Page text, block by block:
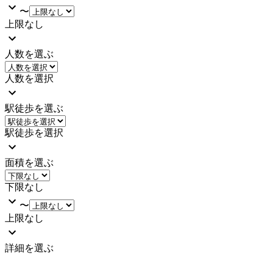
〜
上限なし
人数を選ぶ
人数を選択
駅徒歩を選ぶ
駅徒歩を選択
面積を選ぶ
下限なし
〜
上限なし
詳細を選ぶ